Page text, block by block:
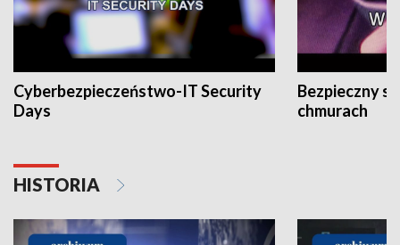
Cyberbezpieczeństwo-IT Security
Days
Bezpieczny
chmurach
HISTORIA